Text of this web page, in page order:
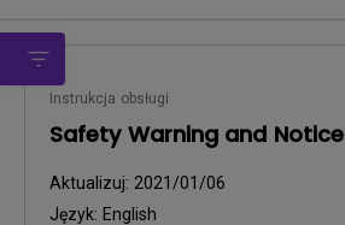
Instrukcja obsługi
Safety Warning and Notice
Aktualizuj: 2021/01/06
Język: English